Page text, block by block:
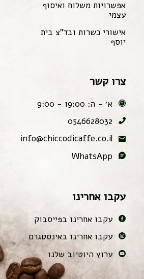
אפשרויות משלוח ואיסוף
עצמי
אישורי כשרות ובד"צ בית
יוסף
צרו קשר
א׳ - ה: 19:00 - 9:00
0546628032
info@chiccodicaffe.co.il
WhatsApp
עקבו אחרינו
עקבו אחרינו בפייסבוק
עקבו אחרינו באינסטגרם
ערוץ היוטיוב שלנו